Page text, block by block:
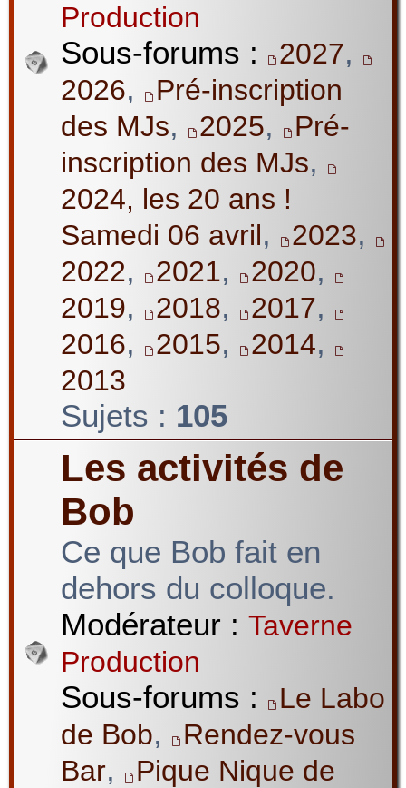
Production
Sous-forums : 2027,
2026,
Pré-inscription
des MJs, 2025,
Pré-
inscription des MJs,
2024, les 20 ans !
Samedi 06 avril, 2023,
2022, 2021, 2020,
2019, 2018, 2017,
2016, 2015, 2014,
2013
Sujets : 105
Les activités de
Bob
Ce que Bob fait en
dehors du colloque.
Modérateur : Taverne
Production
Sous-forums :
Le Labo
de Bob,
Rendez-vous
Bar,
Pique Nique de